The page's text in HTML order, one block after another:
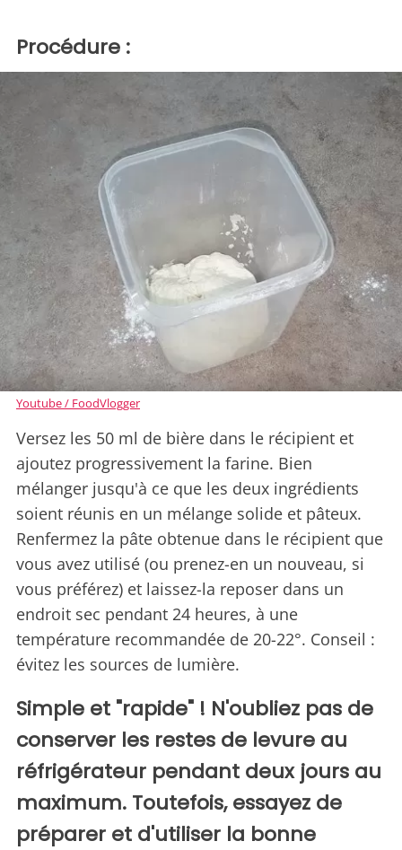
Procédure :
Youtube / FoodVlogger
Versez les 50 ml de bière dans le récipient et
ajoutez progressivement la farine. Bien
mélanger jusqu'à ce que les deux ingrédients
soient réunis en un mélange solide et pâteux.
Renfermez la pâte obtenue dans le récipient que
vous avez utilisé (ou prenez-en un nouveau, si
vous préférez) et laissez-la reposer dans un
endroit sec pendant 24 heures, à une
température recommandée de 20-22°. Conseil :
évitez les sources de lumière.
Simple et "rapide" ! N'oubliez pas de
conserver les restes de levure au
réfrigérateur pendant deux jours au
maximum. Toutefois, essayez de
préparer et d'utiliser la bonne